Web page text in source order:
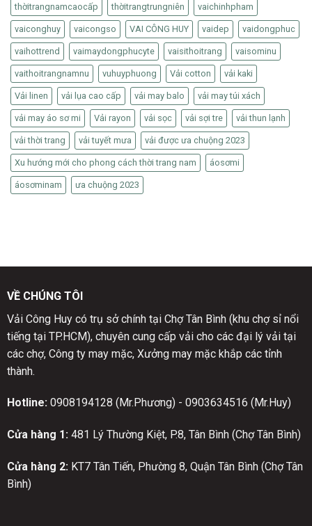
thờitrangnamcaocấp thờitrangtrungniên vaichinhpham
vaiconghuy vaicongso VAI CÔNG HUY vaidep vaidongphuc
vaihottrend vaimaydongphucyte vaisithoitrang vaisominu
vaithoitrangnamnu vuhuyphuong Vải cotton vải kaki
Vải linen vải lụa cao cấp vải may balo vải may túi xách
vải may áo sơ mi Vải rayon vải sọc vải sợi tre vải thun lạnh
vải thời trang vải tuyết mưa vải được ưa chuộng 2023
Xu hướng mới cho phong cách thời trang nam áosơmi
áosơminam ưa chuộng 2023
VỀ CHÚNG TÔI
Vải Công Huy có trụ sở chính tại Chợ Tân Bình (khu chợ sỉ nổi
tiếng tại TP.HCM), chuyên cung cấp vải cho các đại lý vải tại
các chợ, Công ty may mặc, Xưởng may mặc khắp các tỉnh
thành.
Hotline:0908194128 (Mr.Phương) - 0903634516 (Mr.Huy)
Cửa hàng 1:481 Lý Thường Kiệt, P.8, Tân Bình (Chợ Tân Bình)
Cửa hàng 2:KT7 Tân Tiến, Phường 8, Quận Tân Bình (Chợ Tân
Bình)